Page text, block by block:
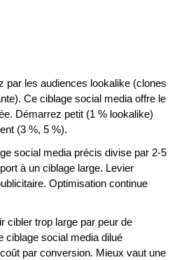
par les audiences lookalike (clones
Ce ciblage social media offre le
Démarrez petit (1 % lookalike)
(3 %, 5 %).
social media précis divise par 2-5
à un ciblage large. Levier
Optimisation continue
cibler trop large par peur de
ciblage social media dilué
par conversion. Mieux vaut une